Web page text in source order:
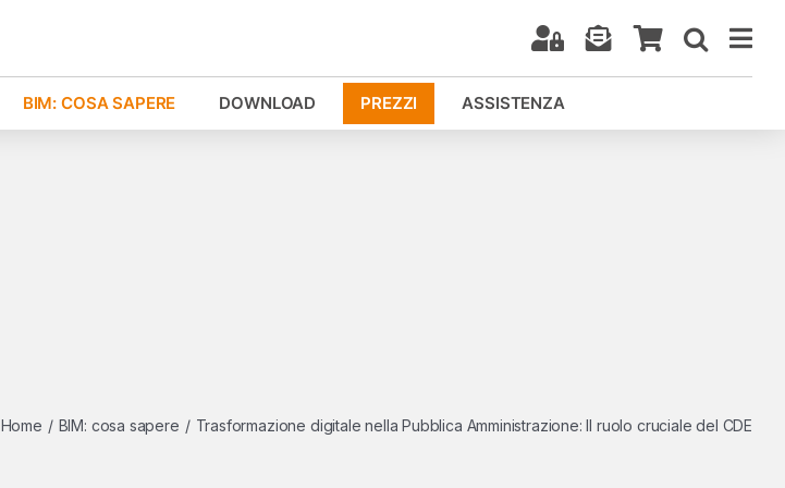
BIM: COSA SAPERE DOWNLOAD PREZZI ASSISTENZA
Home / BIM: cosa sapere / Trasformazione digitale nella Pubblica Amministrazione: Il ruolo cruciale del CDE